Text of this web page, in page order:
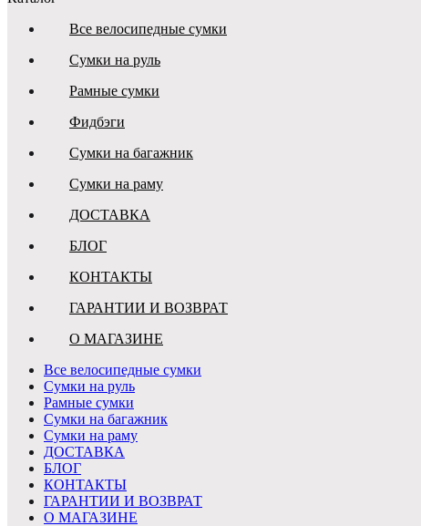
Все велосипедные сумки
Сумки на руль
Рамные сумки
Фидбэги
Сумки на багажник
Сумки на раму
ДОСТАВКА
БЛОГ
КОНТАКТЫ
ГАРАНТИИ И ВОЗВРАТ
О МАГАЗИНЕ
Все велосипедные сумки
Сумки на руль
Рамные сумки
Сумки на багажник
Сумки на раму
ДОСТАВКА
БЛОГ
КОНТАКТЫ
ГАРАНТИИ И ВОЗВРАТ
О МАГАЗИНЕ